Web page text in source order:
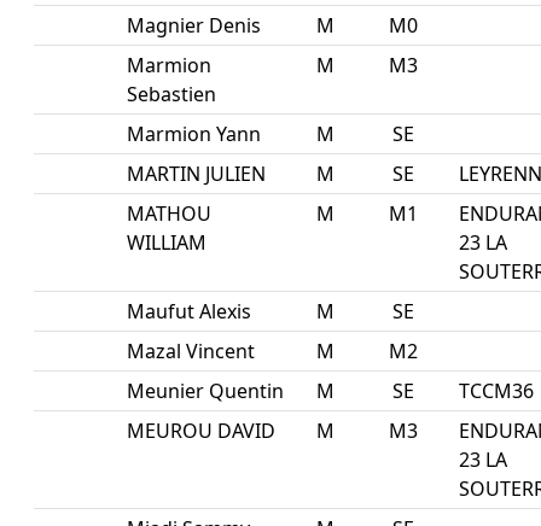
Magnier Denis
M
M0
Marmion
Sebastien
M M3
Marmion Yann M
SE
MARTIN JULIEN
M SE
MATHOU
WILLIAM
M M1
23 LA
Maufut Alexis
M
SE
Mazal Vincent
M
M2
Meunier Quentin
M SE
TCCM36
MEUROU DAVID
M M3
23 LA